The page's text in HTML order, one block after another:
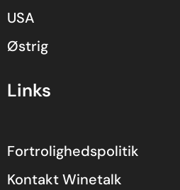
USA
Østrig
Links
Fortrolighedspolitik
Kontakt Winetalk